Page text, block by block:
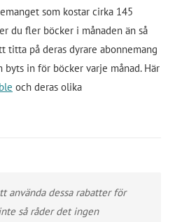
som kostar cirka 145
du fler böcker i månaden än så
titta på deras dyrare abonnemang
in för böcker varje månad. Här
och deras olika
använda dessa rabatter för
så råder det ingen